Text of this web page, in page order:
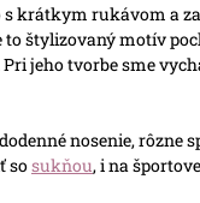
s krátkym rukávom a
štylizovaný motív
jeho tvorbe sme
nosenie, rôzne
sosukňou, i na